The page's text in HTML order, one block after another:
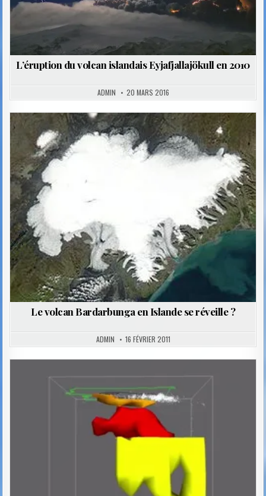
L’éruption du volcan islandais Eyjafjallajökull en 2010
ADMIN 20 MARS 2016
Posted
Le volcan Bardarbunga en Islande se réveille ?
ADMIN 16 FÉVRIER 2011
Posted
in